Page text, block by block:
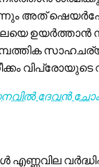
അത്
ഉയർത്താൻ
വിപ്രോയുടെ
ദേവൻ